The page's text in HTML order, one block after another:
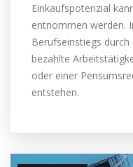
Einkaufspotenzial
entnommen werden.
Berufseinstiegs
bezahlte
oder einer
entstehen.